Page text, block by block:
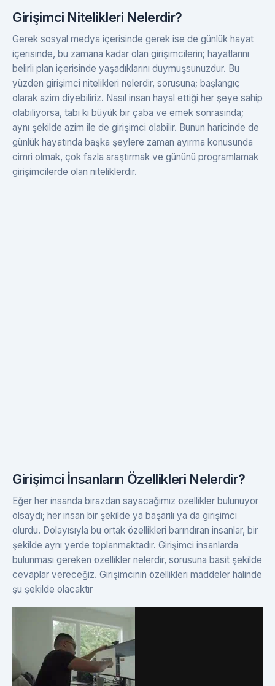
Girişimci Nitelikleri Nelerdir?
Gerek sosyal medya içerisinde gerek ise de günlük hayat
içerisinde, bu zamana kadar olan girişimcilerin; hayatlarını
belirli plan içerisinde yaşadıklarını duymuşsunuzdur. Bu
yüzden girişimci nitelikleri nelerdir, sorusuna; başlangıç
olarak azim diyebiliriz. Nasıl insan hayal ettiği her şeye sahip
olabiliyorsa, tabi ki büyük bir çaba ve emek sonrasında;
aynı şekilde azim ile de girişimci olabilir. Bunun haricinde de
günlük hayatında başka şeylere zaman ayırma konusunda
cimri olmak, çok fazla araştırmak ve gününü programlamak
girişimcilerde olan niteliklerdir.
Girişimci İnsanların Özellikleri Nelerdir?
Eğer her insanda birazdan sayacağımız özellikler bulunuyor
olsaydı; her insan bir şekilde ya başarılı ya da girişimci
olurdu. Dolayısıyla bu ortak özellikleri barındıran insanlar, bir
şekilde aynı yerde toplanmaktadır. Girişimci insanlarda
bulunması gereken özellikler nelerdir, sorusuna basit şekilde
cevaplar vereceğiz. Girişimcinin özellikleri maddeler halinde
şu şekilde olacaktır